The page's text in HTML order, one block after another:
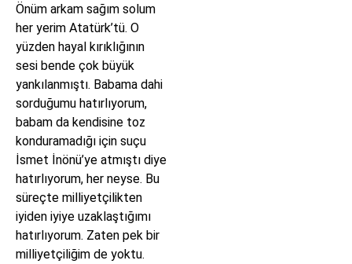
Önüm arkam sağım solum
her yerim Atatürk’tü. O
yüzden hayal kırıklığının
sesi bende çok büyük
yankılanmıştı. Babama dahi
sorduğumu hatırlıyorum,
babam da kendisine toz
konduramadığı için suçu
İsmet İnönü’ye atmıştı diye
hatırlıyorum, her neyse. Bu
süreçte milliyetçilikten
iyiden iyiye uzaklaştığımı
hatırlıyorum. Zaten pek bir
milliyetçiliğim de yoktu.